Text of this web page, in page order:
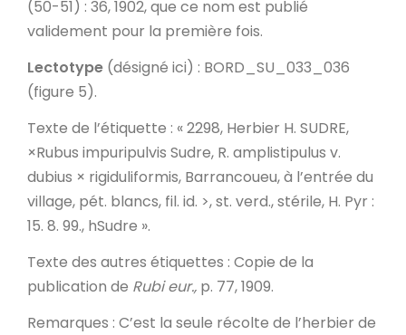
(50-51) : 36, 1902, que ce nom est publié
validement pour la première fois.
Lectotype (désigné ici) : BORD_SU_033_036
(figure 5).
Texte de l’étiquette : « 2298, Herbier H. SUDRE,
×Rubus impuripulvis Sudre, R. amplistipulus v.
dubius × rigiduliformis, Barrancoueu, à l’entrée du
village, pét. blancs, fil. id. >, st. verd., stérile, H. Pyr :
15. 8. 99., hSudre ».
Texte des autres étiquettes : Copie de la
publication de Rubi eur., p. 77, 1909.
Remarques : C’est la seule récolte de l’herbier de